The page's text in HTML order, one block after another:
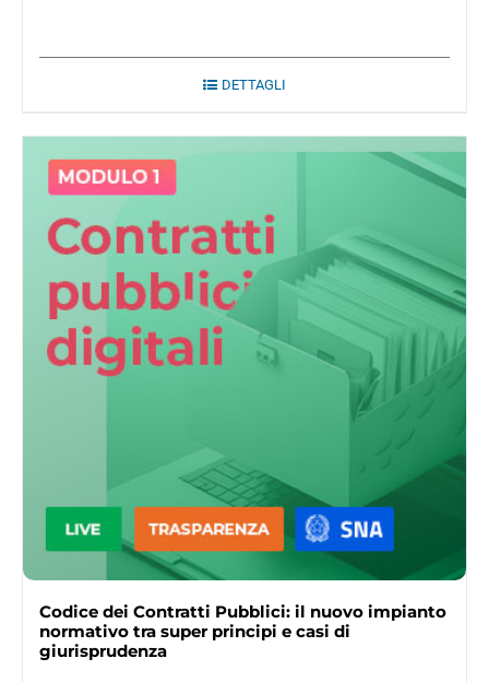
DETTAGLI
Codice dei Contratti Pubblici: il nuovo impianto
normativo tra super principi e casi di
giurisprudenza